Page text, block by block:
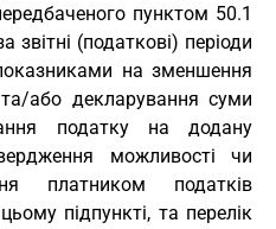
пунктом 50.1
звітні (податкові) періоди
на зменшення
або декларування суми
податку на додану
можливості чи
платником податків
підпункті, та перелік